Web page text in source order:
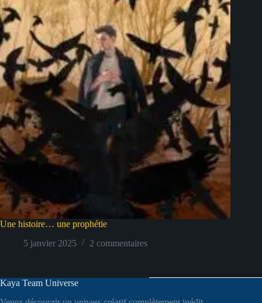
Une histoire… une prophétie
5 janvier 2025
2 commentaires
Kaya Team Universe